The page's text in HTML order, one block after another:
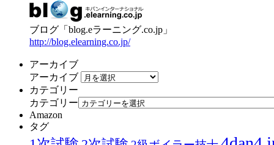
ブログ「blog.eラーニング.co.jp」
http://blog.elearning.co.jp/
アーカイブ
アーカイブ
カテゴリー
カテゴリー
Amazon
タグ